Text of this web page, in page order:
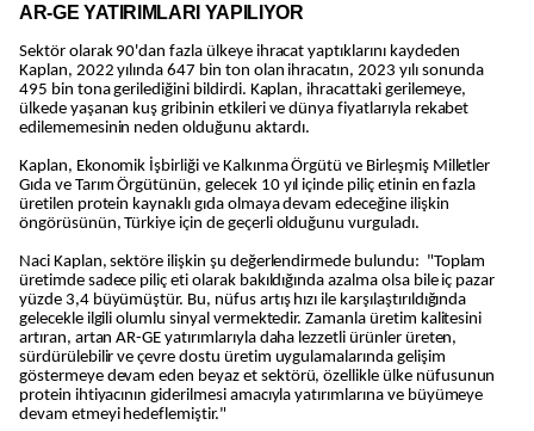
AR-GE YATIRIMLARI YAPILIYOR
Sektör olarak 90'dan fazla ülkeye ihracat yaptıklarını kaydeden
Kaplan, 2022 yılında 647 bin ton olan ihracatın, 2023 yılı sonunda
495 bin tona gerilediğini bildirdi. Kaplan, ihracattaki gerilemeye,
ülkede yaşanan kuş gribinin etkileri ve dünya fiyatlarıyla rekabet
edilememesinin neden olduğunu aktardı.
Kaplan, Ekonomik İşbirliği ve Kalkınma Örgütü ve Birleşmiş Milletler
Gıda ve Tarım Örgütünün, gelecek 10 yıl içinde piliç etinin en fazla
üretilen protein kaynaklı gıda olmaya devam edeceğine ilişkin
öngörüsünün, Türkiye için de geçerli olduğunu vurguladı.
Naci Kaplan, sektöre ilişkin şu değerlendirmede bulundu: "Toplam
üretimde sadece piliç eti olarak bakıldığında azalma olsa bile iç pazar
yüzde 3,4 büyümüştür. Bu, nüfus artış hızı ile karşılaştırıldığında
gelecekle ilgili olumlu sinyal vermektedir. Zamanla üretim kalitesini
artıran, artan AR-GE yatırımlarıyla daha lezzetli ürünler üreten,
sürdürülebilir ve çevre dostu üretim uygulamalarında gelişim
göstermeye devam eden beyaz et sektörü, özellikle ülke nüfusunun
protein ihtiyacının giderilmesi amacıyla yatırımlarına ve büyümeye
devam etmeyi hedeflemiştir."